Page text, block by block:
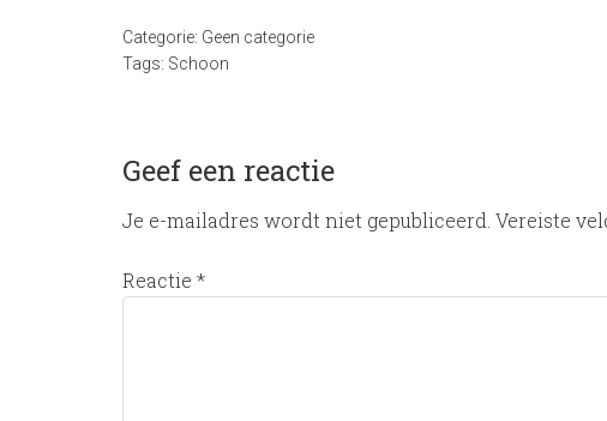
Categorie: Geen categorie
Tags: Schoon
Geef een reactie
Je e-mailadres wordt niet gepubliceerd. Vereiste
Reactie *